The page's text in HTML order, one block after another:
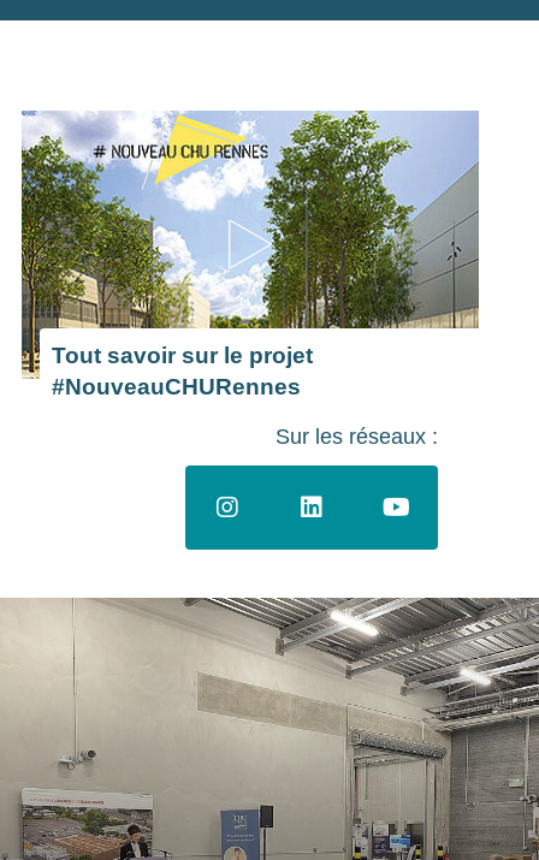
Tout savoir sur le projet
#NouveauCHURennes
Sur les réseaux :